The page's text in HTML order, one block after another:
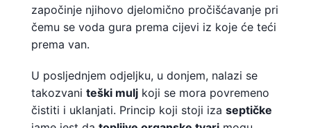
započinje njihovo djelomično pročišćavanje pri
čemu se voda gura prema cijevi iz koje će teći
prema van.
U posljednjem odjeljku, u donjem, nalazi se
takozvani teški mulj koji se mora povremeno
čistiti i uklanjati. Princip koji stoji iza septičke